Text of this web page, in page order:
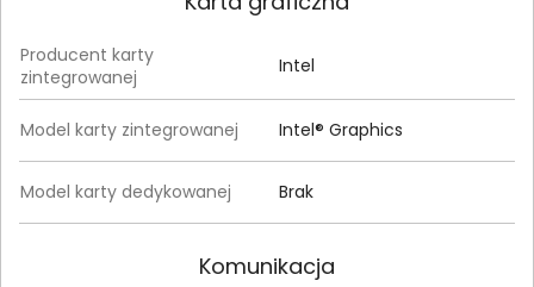
Producent karty
zintegrowanej
Intel
Model karty zintegrowanej Intel® Graphics
Model karty dedykowanej Brak
Komunikacja